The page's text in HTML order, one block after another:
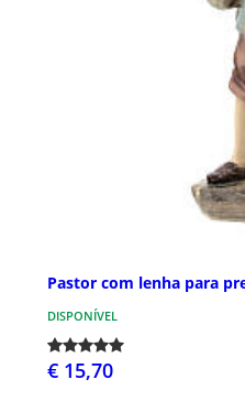
Pastor com lenha para
DISPONÍVEL
€ 15,70